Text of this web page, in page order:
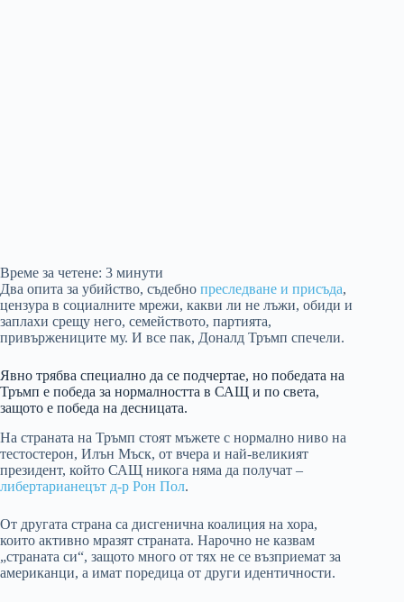
Време за четене: 3 минути
Два опита за убийство, съдебно преследване и присъда,
цензура в социалните мрежи, какви ли не лъжи, обиди и
заплахи срещу него, семейството, партията,
привържениците му. И все пак, Доналд Тръмп спечели.
Явно трябва специално да се подчертае, но победата на
Тръмп е победа за нормалността в САЩ и по света,
защото е победа на десницата.
На страната на Тръмп стоят мъжете с нормално ниво на
тестостерон, Илън Мъск, от вчера и най-великият
президент, който САЩ никога няма да получат –
либертарианецът д-р Рон Пол.
От другата страна са дисгенична коалиция на хора,
които активно мразят страната. Нарочно не казвам
„страната си“, защото много от тях не се възприемат за
американци, а имат поредица от други идентичности.